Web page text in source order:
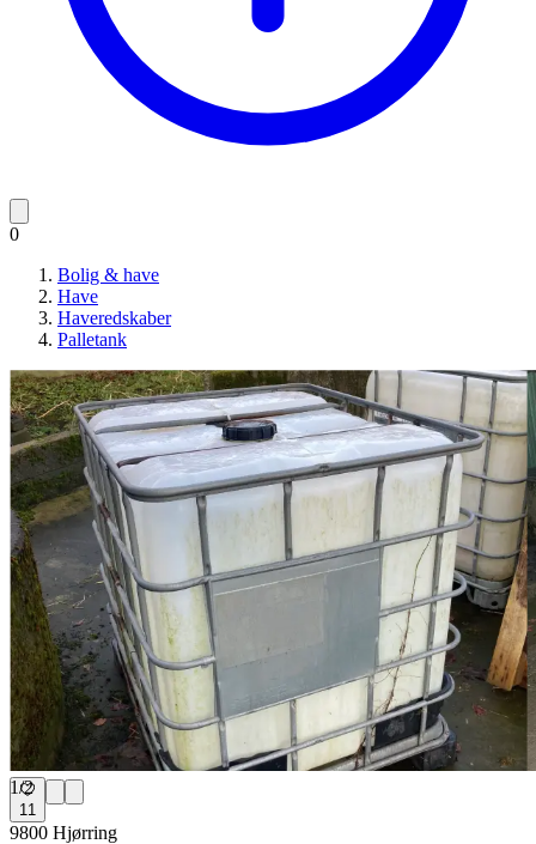
0
Bolig & have
Have
Haveredskaber
Palletank
1/2
11
9800 Hjørring